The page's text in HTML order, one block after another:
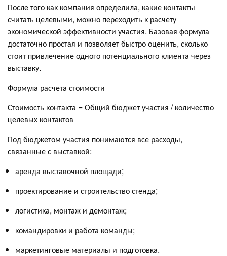
После того как компания определила, какие контакты
считать целевыми, можно переходить к расчету
экономической эффективности участия. Базовая формула
достаточно простая и позволяет быстро оценить, сколько
стоит привлечение одного потенциального клиента через
выставку.
Формула расчета стоимости
Стоимость контакта = Общий бюджет участия / количество
целевых контактов
Под бюджетом участия понимаются все расходы,
связанные с выставкой:
аренда выставочной площади;
проектирование и строительство стенда;
логистика, монтаж и демонтаж;
командировки и работа команды;
маркетинговые материалы и подготовка.